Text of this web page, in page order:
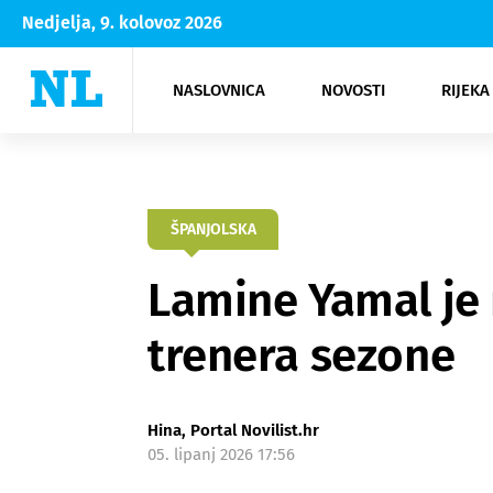
Nedjelja, 9. kolovoz 2026
NASLOVNICA NOVOSTI
Rijeka Opatija
NK
Moda
Kultura
ŠPANJOLSKA
Lamine Yamal
trenera sezone
Hina, Portal Novilist.hr
05. lipanj 2026 17:56